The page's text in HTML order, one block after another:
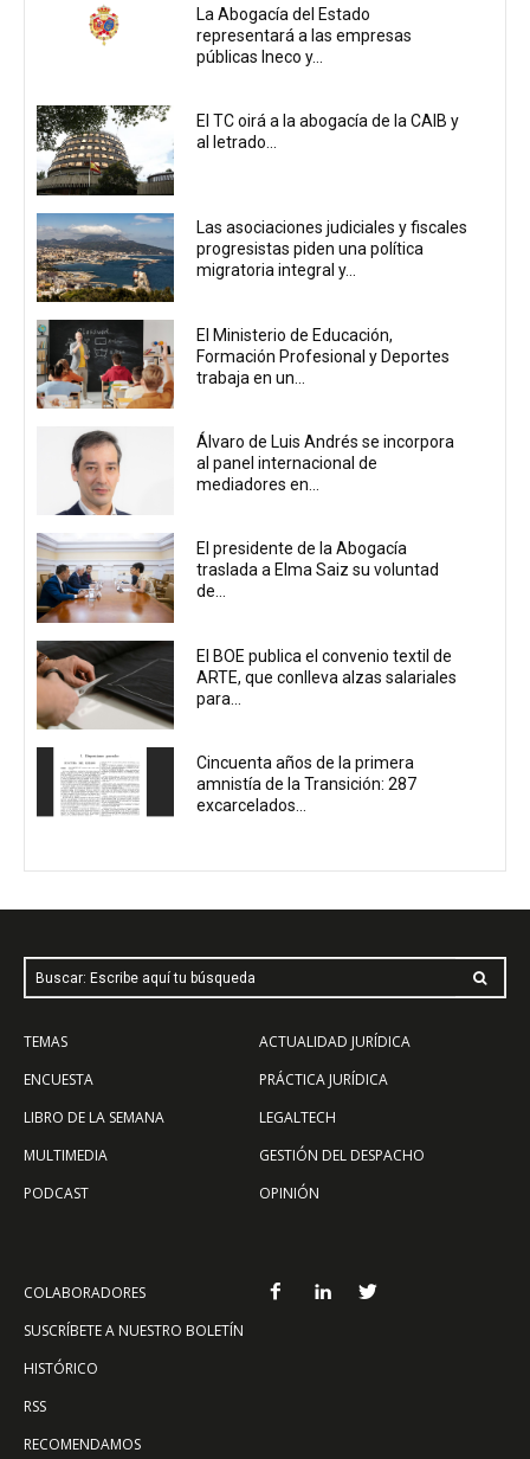
La Abogacía del Estado
representará a las empresas
públicas Ineco y...
El TC oirá a la abogacía de la CAIB y
al letrado...
Las asociaciones judiciales y fiscales
progresistas piden una política
migratoria integral y...
El Ministerio de Educación,
Formación Profesional y Deportes
trabaja en un...
Álvaro de Luis Andrés se incorpora
al panel internacional de
mediadores en...
El presidente de la Abogacía
traslada a Elma Saiz su voluntad
de...
El BOE publica el convenio textil de
ARTE, que conlleva alzas salariales
para...
Cincuenta años de la primera
amnistía de la Transición: 287
excarcelados...
Buscar: Escribe aquí tu búsqueda
TEMAS
ENCUESTA
LIBRO DE LA SEMANA
MULTIMEDIA
PODCAST
ACTUALIDAD JURÍDICA
PRÁCTICA JURÍDICA
LEGALTECH
GESTIÓN DEL DESPACHO
OPINIÓN
COLABORADORES
SUSCRÍBETE A NUESTRO BOLETÍN
HISTÓRICO
RSS
RECOMENDAMOS